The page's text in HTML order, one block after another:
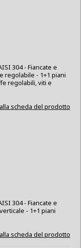
304 - Fiancate e
regolabile - 1+1 piani
regolabili, viti e
scheda del prodotto
304 - Fiancate e
- 1+1 piani
scheda del prodotto